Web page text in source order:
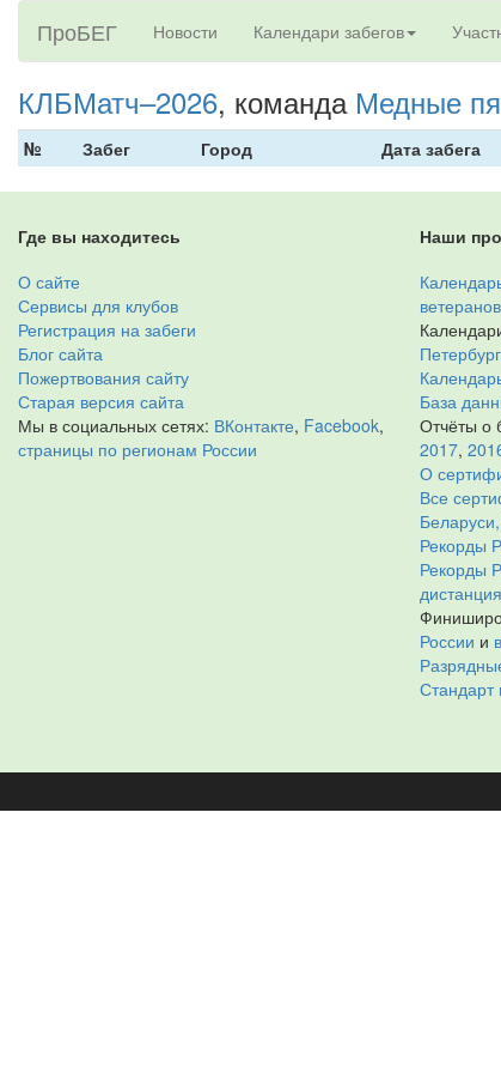
ПроБЕГ Новости Календари забегов
КЛБМатч–2026, команда Медные
№ Забег Город Дата забега
Где вы находитесь
О сайте
Сервисы для клубов
Регистрация на забеги
Блог сайта
Пожертвования сайту
Старая версия сайта
Мы в социальных сетях: ВКонтакте, Facebook,
страницы по регионам России
Наши
ветеранов
База
Отчёты о
2017,
О
Все
Рекорды
Рекорды
России и
Стандарт